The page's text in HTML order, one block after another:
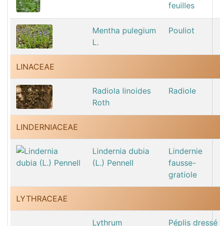
feuilles
Mentha pulegium
L.
Pouliot
LINACEAE
Radiola linoides
Roth
Radiole
LINDERNIACEAE
Lindernia dubia
(L.) Pennell
Lindernie
fausse-
gratiole
LYTHRACEAE
Lythrum
Péplis dressé